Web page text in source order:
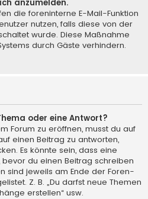
anzumelden.
die foreninterne E-Mail-Funktion
nutzen, falls diese von der
wurde. Diese Maßnahme
durch Gäste verhindern.
oder eine Antwort?
Forum zu eröffnen, musst du auf
einen Beitrag zu antworten,
Es könnte sein, dass eine
du einen Beitrag schreiben
sind jeweils am Ende der Foren-
Z. B. „Du darfst neue Themen
erstellen“ usw.